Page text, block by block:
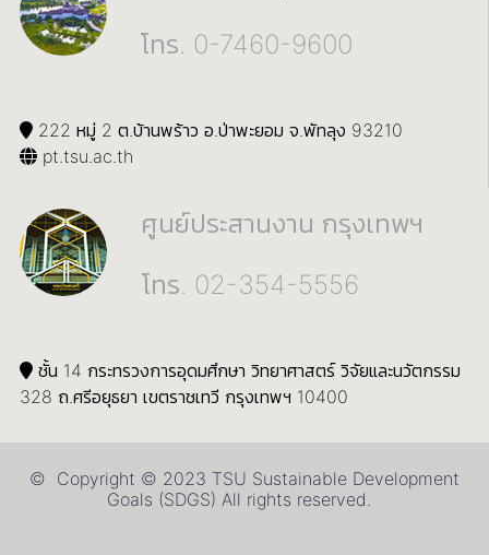
โทร. 0-7460-9600
222 หมู่ 2 ต.บ้านพร้าว อ.ป่าพะยอม จ.พัทลุง 93210
pt.tsu.ac.th
ศูนย์ประสานงาน กรุงเทพฯ
โทร. 02-354-5556
ชั้น 14 กระทรวงการอุดมศึกษา วิทยาศาสตร์ วิจัยและนวัตกรรม
328 ถ.ศรีอยุธยา เขตราชเทวี กรุงเทพฯ 10400
© Copyright © 2023 TSU Sustainable Development
Goals (SDGS) All rights reserved.